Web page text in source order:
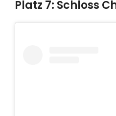
Platz 7: Schloss